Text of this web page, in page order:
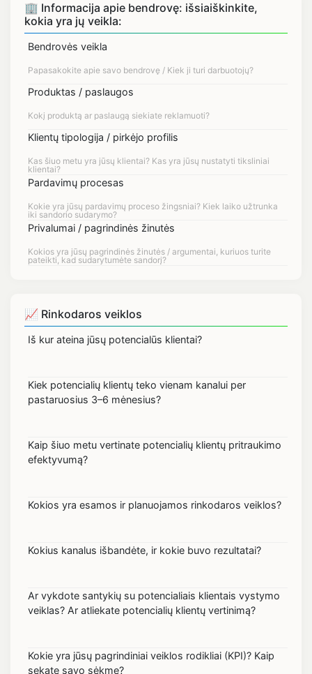
🏢 Informacija apie bendrovę: išsiaiškinkite,
kokia yra jų veikla:
Bendrovės veikla
Produktas / paslaugos
Klientų tipologija / pirkėjo profilis
Pardavimų procesas
Privalumai / pagrindinės žinutės
📈 Rinkodaros veiklos
Iš kur ateina jūsų potencialūs klientai?
Kiek potencialių klientų teko vienam kanalui per
pastaruosius 3–6 mėnesius?
Kaip šiuo metu vertinate potencialių klientų pritraukimo
efektyvumą?
Kokios yra esamos ir planuojamos rinkodaros veiklos?
Kokius kanalus išbandėte, ir kokie buvo rezultatai?
Ar vykdote santykių su potencialiais klientais vystymo
veiklas? Ar atliekate potencialių klientų vertinimą?
Kokie yra jūsų pagrindiniai veiklos rodikliai (KPI)? Kaip
sekate savo sėkmę?